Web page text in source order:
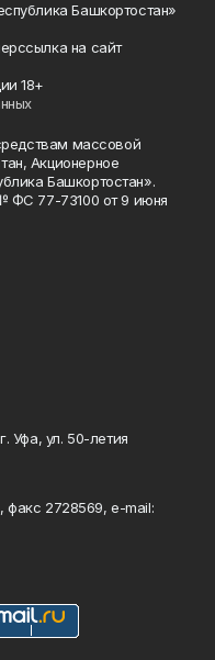
Башкортостан»
на сайт
18+
массовой
Акционерное
Башкортостан».
ФС 77-73100 от 9 июня
Уфа, ул. 50-летия
факс 2728569, e-mail: